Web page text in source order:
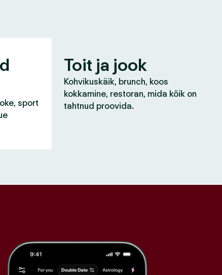
sport
Toit ja jook
Kohvikuskäik, brunch, koos
kokkamine, restoran, mida kõik on
tahtnud proovida.